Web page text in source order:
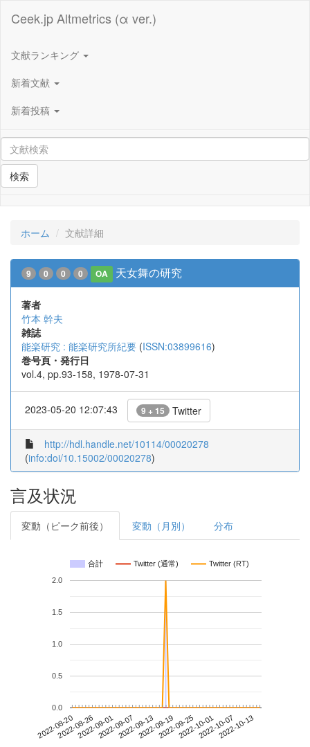
Ceek.jp Altmetrics (α ver.)
文献ランキング
新着文献
新着投稿
検索
ホーム 文献詳細
9 0 0 0 OA 天女舞の研究
著者
竹本 幹夫
雑誌
能楽研究 : 能楽研究所紀要 (ISSN:03899616)
巻号頁・発行日
vol.4, pp.93-158, 1978-07-31
2023-05-20 12:07:43 9 + 15 Twitter
http://hdl.handle.net/10114/00020278
(info:doi/10.15002/00020278)
言及状況
変動（ピーク前後） 変動（月別） 分布
合計 Twitter (通常) Twitter (RT)
2022-08-202022-08-262022-09-012022-09-072022-09-132022-09-192022-09-252022-10-012022-10-072022-10-13
0.0
0.5
1.0
1.5
2.0